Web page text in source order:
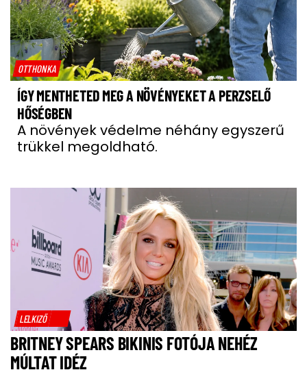
OTTHONKA
ÍGY MENTHETED MEG A NÖVÉNYEKET A PERZSELŐ
HŐSÉGBEN
A növények védelme néhány egyszerű
trükkel megoldható.
LELKIZŐ
BRITNEY SPEARS BIKINIS FOTÓJA NEHÉZ
MÚLTAT IDÉZ